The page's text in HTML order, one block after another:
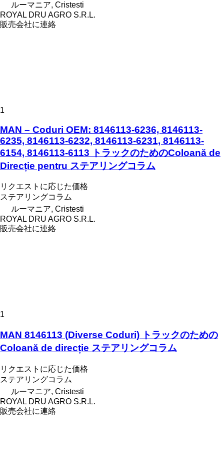
ルーマニア, Cristesti
ROYAL DRU AGRO S.R.L.
販売会社に連絡
1
MAN – Coduri OEM: 8146113-6236, 8146113-
6235, 8146113-6232, 8146113-6231, 8146113-
6154, 8146113-6113 トラックのためのColoană de
Direcție pentru ステアリングコラム
リクエストに応じた価格
ステアリングコラム
ルーマニア, Cristesti
ROYAL DRU AGRO S.R.L.
販売会社に連絡
1
MAN 8146113 (Diverse Coduri) トラックのための
Coloană de direcție ステアリングコラム
リクエストに応じた価格
ステアリングコラム
ルーマニア, Cristesti
ROYAL DRU AGRO S.R.L.
販売会社に連絡